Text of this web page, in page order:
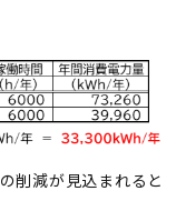
削減が見込まれると